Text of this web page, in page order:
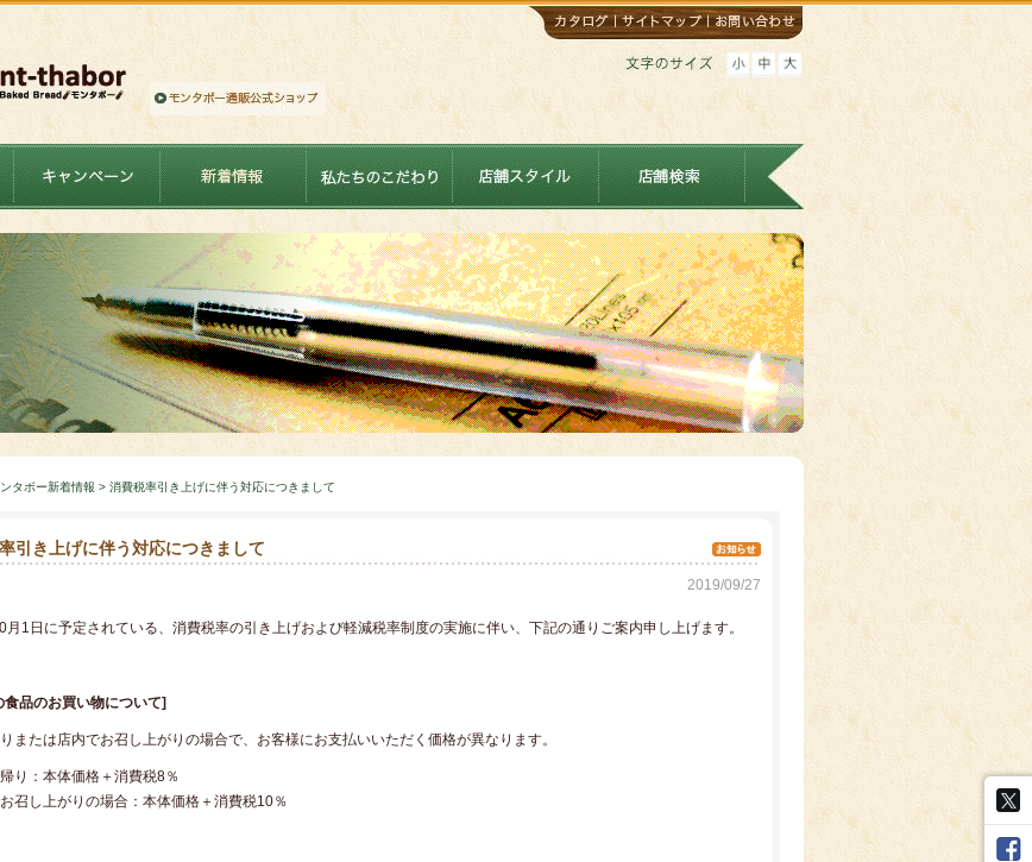
タボー新着情報 > 消費税率引き上げに伴う対応につきまして
引き上げに伴う対応につきまして
2019/09/27
月1日に予定されている、消費税率の引き上げおよび軽減税率制度の実施に伴い、下記の通りご案内申し上げます。
食品のお買い物について]
または店内でお召し上がりの場合で、お客様にお支払いいただく価格が異なります。
帰り：本体価格＋消費税8％
お召し上がりの場合：本体価格＋消費税10％